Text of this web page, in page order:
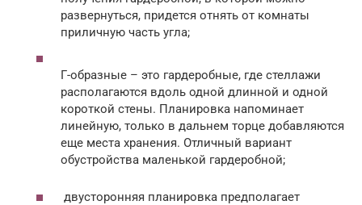
развернуться, придется отнять от комнаты
приличную часть угла;
Г-образные – это гардеробные, где стеллажи
располагаются вдоль одной длинной и одной
короткой стены. Планировка напоминает
линейную, только в дальнем торце добавляются
еще места хранения. Отличный вариант
обустройства маленькой гардеробной;
двусторонняя планировка предполагает